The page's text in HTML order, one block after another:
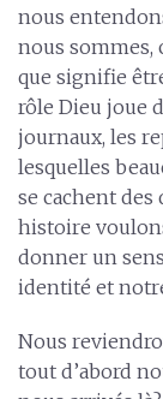
nous
nous sommes,
que signifie
rôle Dieu joue
journaux, les
lesquelles
se cachent
histoire
donner un
identité et
Nous
tout d’abord